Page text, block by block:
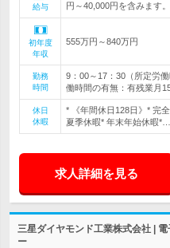
給与
円～40,000円を含みます
初年度
年収
555万円～840万円
勤務
時間
9：00～17：30（所定労
働時間の有無：有残業月
休日
休暇
* 《年間休日128日》* 完
夏季休暇* 年末年始休暇*…
求人詳細を見る
三星ダイヤモンド工業株式会社 |
ー